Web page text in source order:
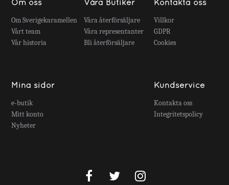
Om oss
Om Sverigekaramellen
Vårt team
Vår historia
Våra Butiker
Våra återförsäljare
Våra representanter
Bli återförsäljare
Kontakta oss
Villkor
GDPR
Cookies
Mina sidor
e-butik
Mitt konto
Nyheter
Kundservice
Kontakta oss
Integritetspolicy